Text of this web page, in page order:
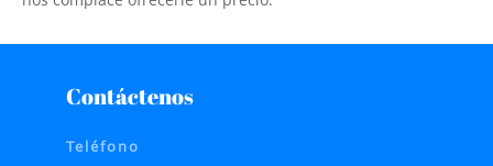
Contáctenos
Teléfono